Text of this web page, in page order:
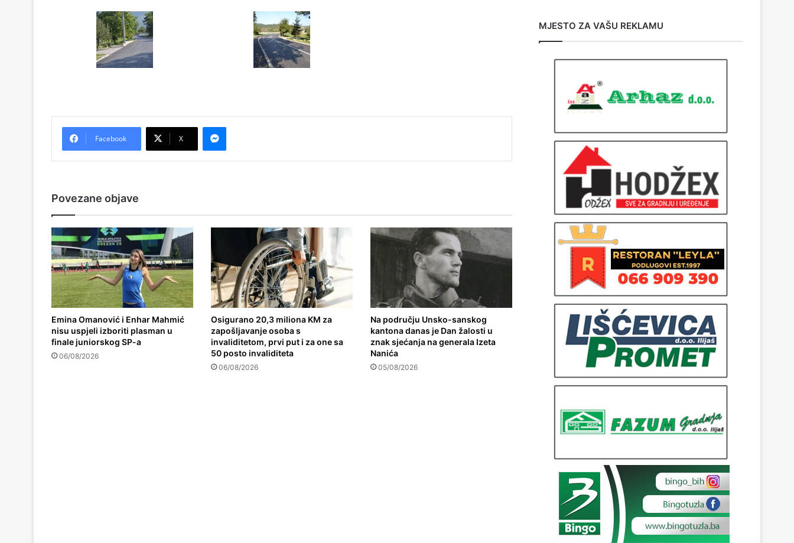
Facebook X
Povezane objave
Emina Omanović i Enhar Mahmić
nisu uspjeli izboriti plasman u
finale juniorskog SP-a
06/08/2026
Osigurano 20,3 miliona KM za
zapošljavanje osoba s
invaliditetom, prvi put i za one sa
50 posto invaliditeta
06/08/2026
Na području Unsko-sanskog
kantona danas je Dan žalosti u
znak sjećanja na generala Izeta
Nanića
05/08/2026
MJESTO ZA VAŠU REKLAMU